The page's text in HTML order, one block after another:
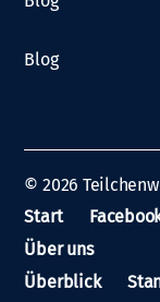
Blog
© 2026
Start
Über uns
Überblick